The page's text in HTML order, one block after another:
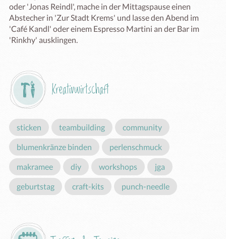
oder 'Jonas Reindl', mache in der Mittagspause einen
Abstecher in 'Zur Stadt Krems' und lasse den Abend im
'Café Kandl' oder einem Espresso Martini an der Bar im
'Rinkhy' ausklingen.
Kreativwirtschaft
sticken teambuilding community
blumenkränze binden perlenschmuck
makramee diy workshops jga
geburtstag craft-kits punch-needle